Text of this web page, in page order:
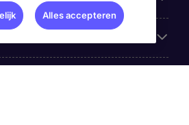
Alles accepteren